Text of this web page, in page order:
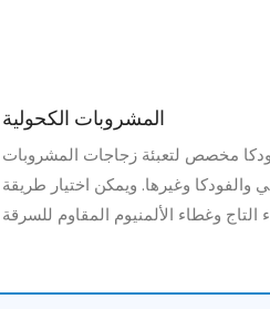
المشروبات الكحولية
مخصص لتعبئة زجاجات المشروبات
والفودكا وغيرها. ويمكن اختيار طريقة